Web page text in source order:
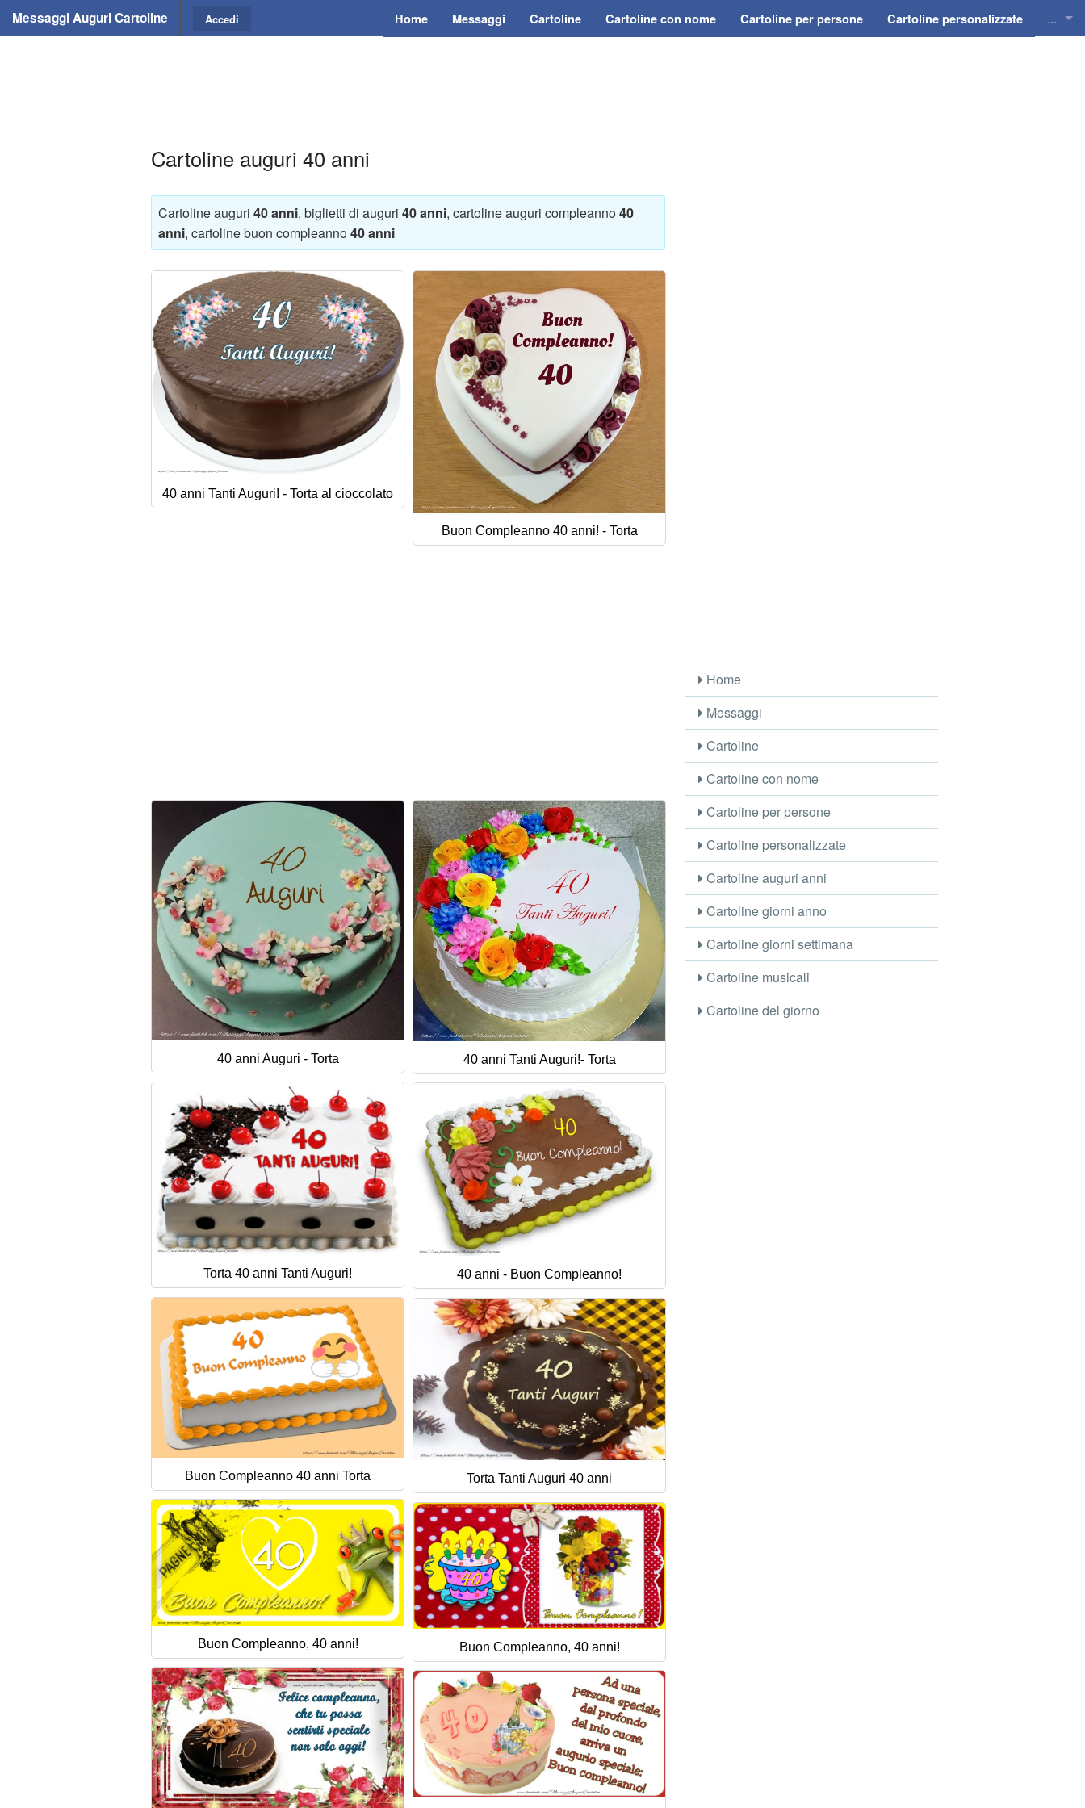
Messaggi Auguri Cartoline Home Messaggi Cartoline Cartoline con nome Cartoline per persone Cartoline personalizzate ...
Accedi
Cartoline auguri 40 anni
Cartoline auguri 40 anni, biglietti di auguri 40 anni, cartoline auguri compleanno40
anni, cartoline buon compleanno40 anni
40 anni Tanti Auguri! - Torta al cioccolato
Buon Compleanno 40 anni! - Torta
40 anni Auguri - Torta 40 anni Tanti Auguri!- Torta
Torta 40 anni Tanti Auguri! 40 anni - Buon Compleanno!
Buon Compleanno 40 anni Torta Torta Tanti Auguri 40 anni
Buon Compleanno, 40 anni! Buon Compleanno, 40 anni!
Home
Messaggi
Cartoline
Cartoline con nome
Cartoline per persone
Cartoline personalizzate
Cartoline auguri anni
Cartoline giorni anno
Cartoline giorni settimana
Cartoline musicali
Cartoline del giorno